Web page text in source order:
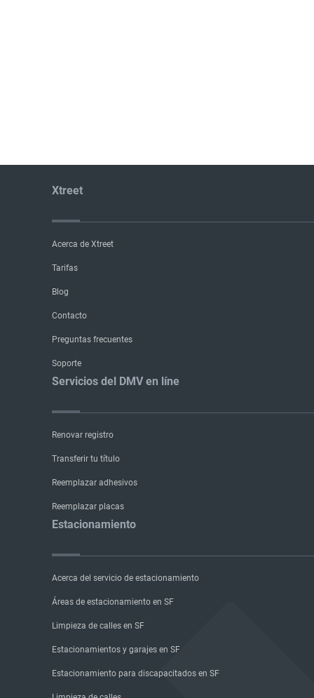
Xtreet
Acerca de Xtreet
Tarifas
Blog
Contacto
Preguntas frecuentes
Soporte
Servicios del DMV en líne
Renovar registro
Transferir tu título
Reemplazar adhesivos
Reemplazar placas
Estacionamiento
Acerca del servicio de estacionamiento
Áreas de estacionamiento en SF
Limpieza de calles en SF
Estacionamientos y garajes en SF
Estacionamiento para discapacitados en SF